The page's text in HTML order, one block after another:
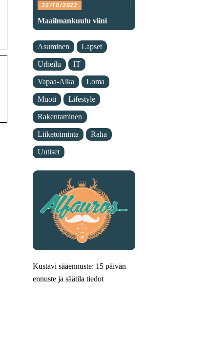
22/10/2022
Maailmankuulu viini
Asuminen Lapset
Urheilu IT
Vapaa-Aika Loma
Muoti Lifestyle
Rakentaminen
Liiketoiminta Raha
Uutiset
Kustavi sääennuste: 15 päivän
ennuste ja säätila tiedot